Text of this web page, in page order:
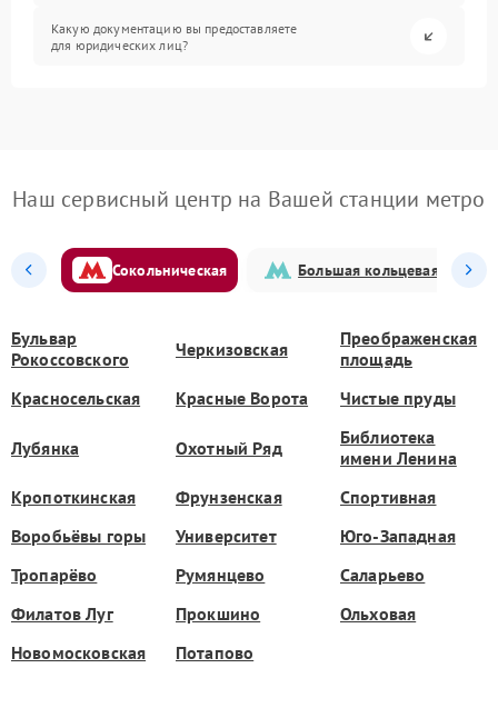
Какую документацию вы предоставляете
для юридических лиц?
Наш сервисный центр на Вашей станции метро
Сокольническая Большая кольцевая
Бульвар
Рокоссовского
Черкизовская
Преображенская
площадь
Красносельская
Красные Ворота Чистые пруды
Лубянка Охотный Ряд
Библиотека
имени Ленина
Кропоткинская
Фрунзенская
Спортивная
Воробьёвы горы
Университет
Юго-Западная
Тропарёво
Румянцево
Саларьево
Филатов Луг
Прокшино
Ольховая
Новомосковская
Потапово